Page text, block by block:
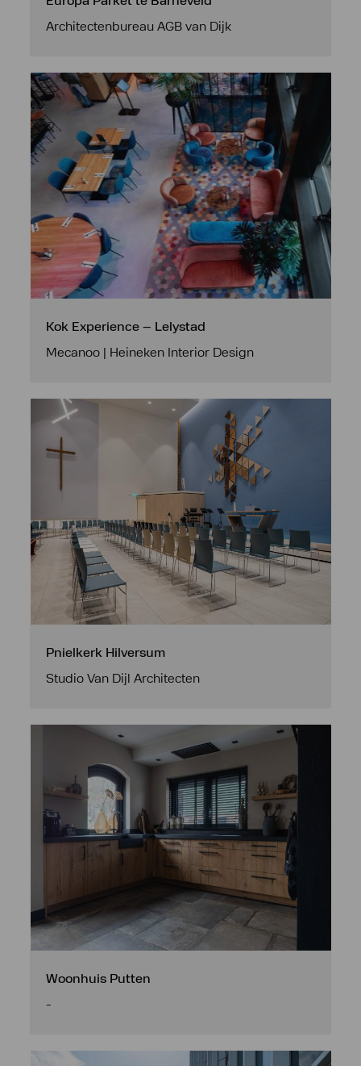
Architectenbureau AGB van Dijk
Kok Experience – Lelystad
Mecanoo | Heineken Interior Design
Pnielkerk Hilversum
Studio Van Dijl Architecten
Woonhuis Putten
-